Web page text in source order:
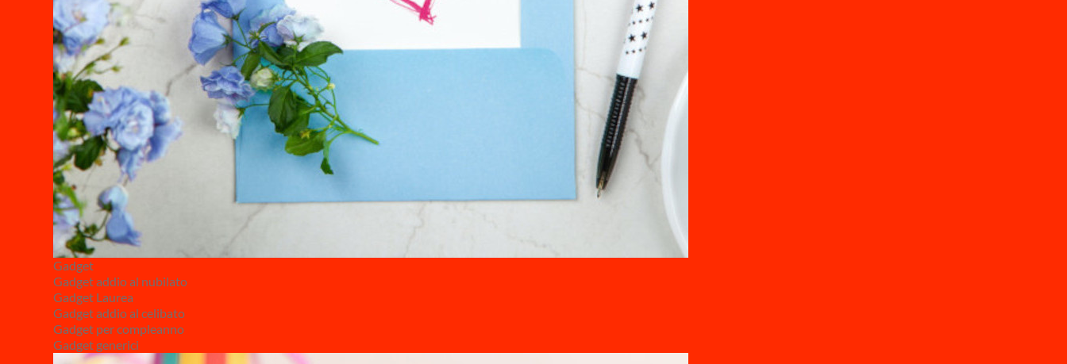
Gadget
Gadget addio al nubilato
Gadget Laurea
Gadget addio al celibato
Gadget per compleanno
Gadget generici